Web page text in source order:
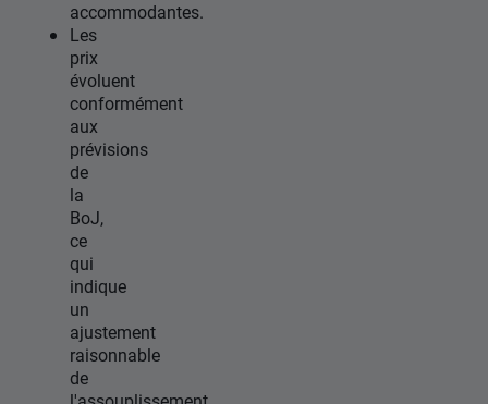
accommodantes.
Les
prix
évoluent
conformément
aux
prévisions
de
la
BoJ,
ce
qui
indique
un
ajustement
raisonnable
de